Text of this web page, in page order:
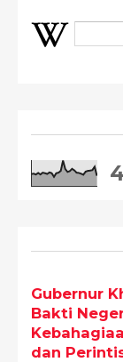
Gubernur
Bakti
dan